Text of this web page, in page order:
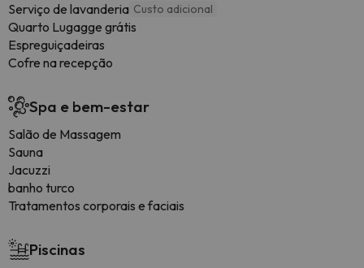
Serviço de lavanderia Custo adicional
Quarto Lugagge grátis
Espreguiçadeiras
Cofre na recepção
Spa e bem-estar
Salão de Massagem
Sauna
Jacuzzi
banho turco
Tratamentos corporais e faciais
Piscinas